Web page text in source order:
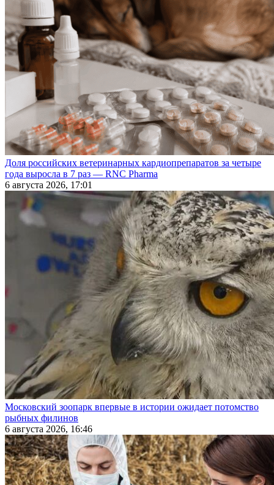
Доля российских ветеринарных кардиопрепаратов за четыре
года выросла в 7 раз — RNC Pharma
6 августа 2026, 17:01
Московский зоопарк впервые в истории ожидает потомство
рыбных филинов
6 августа 2026, 16:46